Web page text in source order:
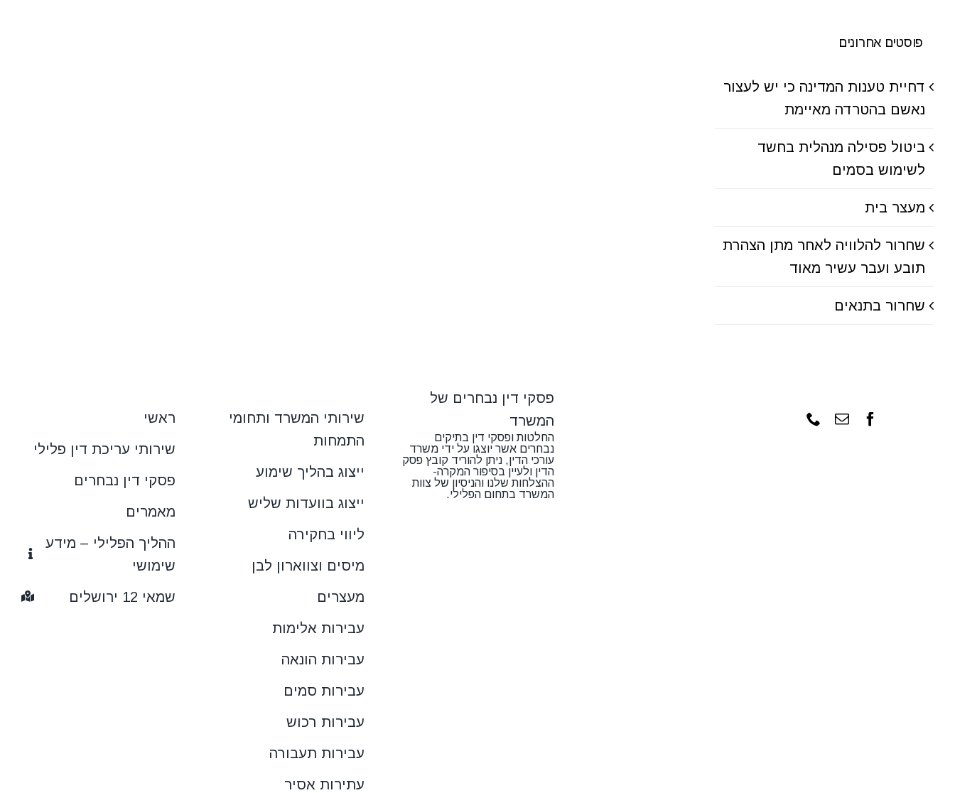
פוסטים אחרונים
דחיית טענות המדינה כי יש לעצור
נאשם בהטרדה מאיימת
ביטול פסילה מנהלית בחשד
לשימוש בסמים
מעצר בית
שחרור להלוויה לאחר מתן הצהרת
תובע ועבר עשיר מאוד
שחרור בתנאים
פסקי דין נבחרים של
המשרד
החלטות ופסקי דין בתיקים
נבחרים אשר יוצגו על ידי משרד
עורכי הדין, ניתן להוריד קובץ פסק
הדין ולעיין בסיפור המקרה-
ההצלחות שלנו והניסיון של צוות
המשרד בתחום הפלילי.
שירותי המשרד ותחומי
התמחות
ייצוג בהליך שימוע
ייצוג בוועדות שליש
ליווי בחקירה
מיסים וצווארון לבן
מעצרים
עבירות אלימות
עבירות הונאה
עבירות סמים
עבירות רכוש
עבירות תעבורה
עתירות אסיר
ראשי
שירותי עריכת דין פלילי
פסקי דין נבחרים
מאמרים
ההליך הפלילי – מידע
שימושי
שמאי 12 ירושלים